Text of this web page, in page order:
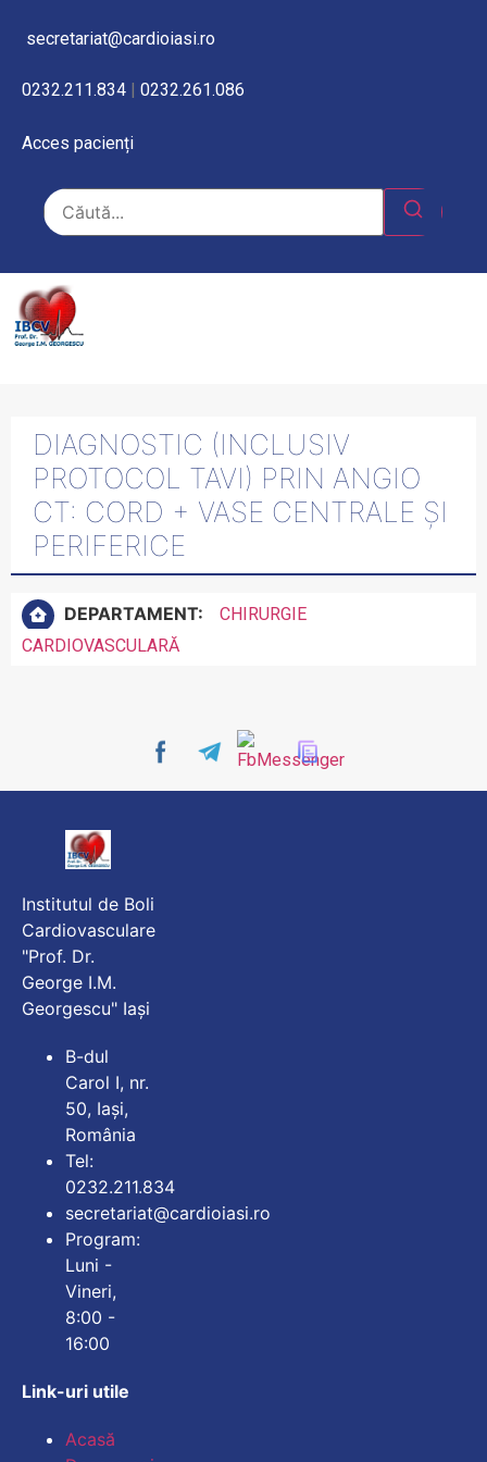
secretariat@cardioiasi.ro
0232.211.834 0232.261.086
Acces pacienți
DIAGNOSTIC (INCLUSIV
PROTOCOL TAVI) PRIN ANGIO
CT: CORD + VASE CENTRALE ȘI
PERIFERICE
DEPARTAMENT:
CHIRURGIE
CARDIOVASCULARĂ
Institutul de Boli
Cardiovasculare
"Prof. Dr.
George I.M.
Georgescu" Iași
B-dul
Carol I, nr.
50, Iași,
România
Tel:
0232.211.834
secretariat@cardioiasi.ro
Program:
Luni -
Vineri,
8:00 -
16:00
Link-uri utile
Acasă